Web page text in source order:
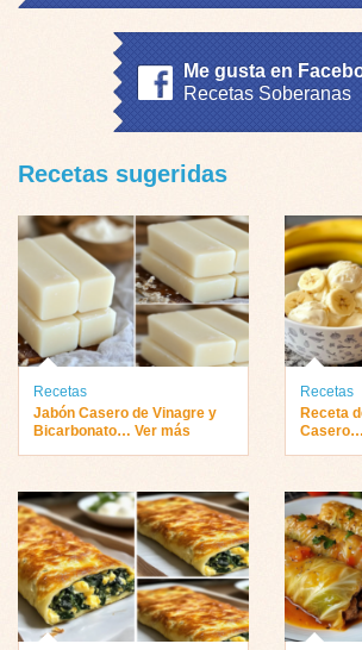
Me gusta en
Recetas Soberanas
Recetas sugeridas
Recetas
Jabón Casero de Vinagre y
Bicarbonato… Ver más
Recetas
Receta